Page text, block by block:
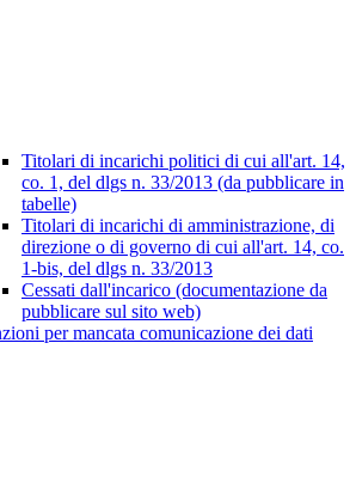
Titolari di incarichi politici di cui all'art. 14,
co. 1, del dlgs n. 33/2013 (da pubblicare in
tabelle)
Titolari di incarichi di amministrazione, di
direzione o di governo di cui all'art. 14, co.
1-bis, del dlgs n. 33/2013
Cessati dall'incarico (documentazione da
pubblicare sul sito web)
per mancata comunicazione dei dati